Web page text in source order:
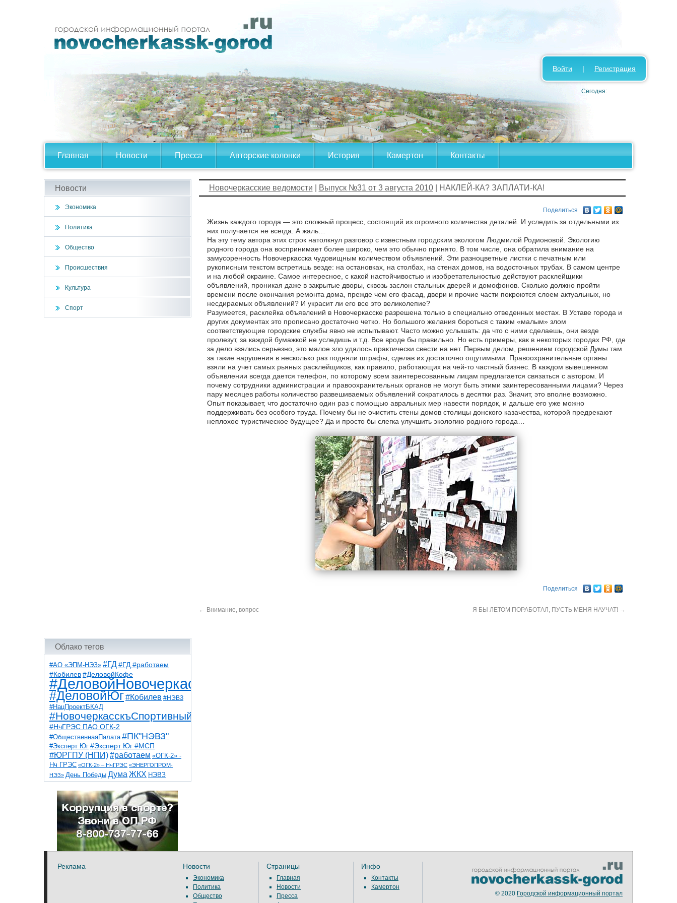
Главная Новости Пресса Авторские колонки История Камертон Контакты
Войти | Регистрация
Сегодня:
Новости
Экономика
Политика
Общество
Происшествия
Культура
Спорт
Облако тегов
#АО «ЭПМ-НЭЗ» #ГД #ГД #работаем
#Кобилев #ДеловойКофе
#ДеловойНовочеркасск
#ДеловойЮг#Кобилев #НЭВЗ
#НацПроектБКАД
#НовочеркасскъСпортивный
#НчГРЭС ПАО ОГК-2
#ОбщественнаяПалата #ПК"НЭВЗ"
#Эксперт Юг #Эксперт Юг #МСП
#ЮРГПУ (НПИ)#работаем «ОГК-2» -
Нч ГРЭС «ОГК-2» – НчГРЭС «ЭНЕРГОПРОМ-
НЭЗ» День Победы Дума ЖКХ НЭВЗ
НчГРЭС ТНТ
благоустройствоветераны выборы
детидороги казаки коррупция космос
общественная палата парк пожар роща
спорт театр транспорт художники
Новочеркасские ведомости Выпуск №31 от 3 августа 2010| НАКЛЕЙ-КА? ЗАПЛАТИ-КА!
Поделиться
Жизнь каждого города — это сложный процесс, состоящий из огромного количества деталей. И уследить за отдельными из
них получается не всегда. А жаль…
На эту тему автора этих строк натолкнул разговор с известным городским экологом Людмилой Родионовой. Экологию
родного города она воспринимает более широко, чем это обычно принято. В том числе, она обратила внимание на
замусоренность Новочеркасска чудовищным количеством объявлений. Эти разноцветные листки с печатным или
рукописным текстом встретишь везде: на остановках, на столбах, на стенах домов, на водосточных трубах. В самом центре
и на любой окраине. Самое интересное, с какой настойчивостью и изобретательностью действуют расклейщики
объявлений, проникая даже в закрытые дворы, сквозь заслон стальных дверей и домофонов. Сколько должно пройти
времени после окончания ремонта дома, прежде чем его фасад, двери и прочие части покроются слоем актуальных, но
несдираемых объявлений? И украсит ли его все это великолепие?
Разумеется, расклейка объявлений в Новочеркасске разрешена только в специально отведенных местах. В Уставе города и
других документах это прописано достаточно четко. Но большого желания бороться с таким «малым» злом
соответствующие городские службы явно не испытывают. Часто можно услышать: да что с ними сделаешь, они везде
пролезут, за каждой бумажкой не уследишь и т.д. Все вроде бы правильно. Но есть примеры, как в некоторых городах РФ, где
за дело взялись серьезно, это малое зло удалось практически свести на нет. Первым делом, решением городской Думы там
за такие нарушения в несколько раз подняли штрафы, сделав их достаточно ощутимыми. Правоохранительные органы
взяли на учет самых рьяных расклейщиков, как правило, работающих на чей-то частный бизнес. В каждом вывешенном
объявлении всегда дается телефон, по которому всем заинтересованным лицам предлагается связаться с автором. И
почему сотрудники администрации и правоохранительных органов не могут быть этими заинтересованными лицами? Через
пару месяцев работы количество развешиваемых объявлений сократилось в десятки раз. Значит, это вполне возможно.
Опыт показывает, что достаточно один раз с помощью авральных мер навести порядок, и дальше его уже можно
поддерживать без особого труда. Почему бы не очистить стены домов столицы донского казачества, которой предрекают
неплохое туристическое будущее? Да и просто бы слегка улучшить экологию родного города…
Поделиться
← Внимание, вопрос Я БЫ ЛЕТОМ ПОРАБОТАЛ, ПУСТЬ МЕНЯ НАУЧАТ! →
Реклама Новости
Экономика
Политика
Общество
Страницы
Главная
Новости
Пресса
Инфо
Контакты
Камертон
© 2020 Городской информационный портал